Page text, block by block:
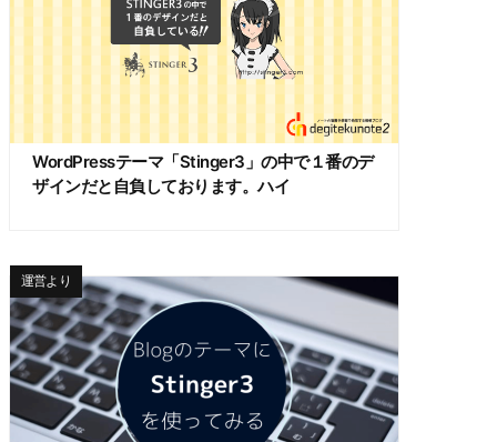
WordPressテーマ「Stinger3」の中で１番のデ
ザインだと自負しております。ハイ
運営より